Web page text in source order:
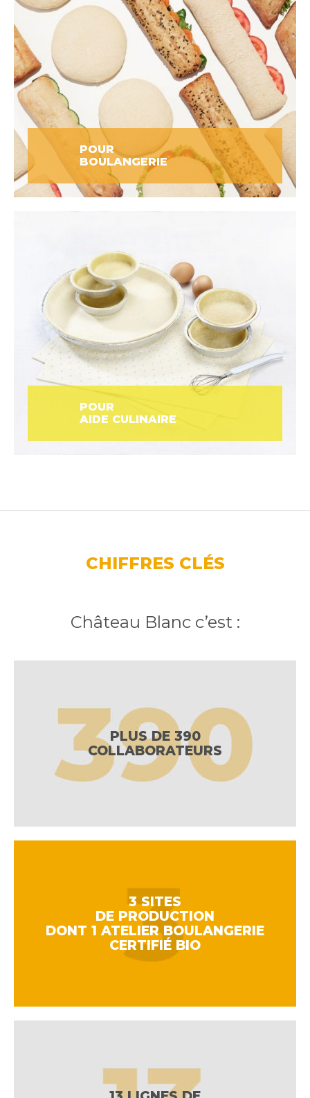
POUR
BOULANGERIE
POUR
AIDE CULINAIRE
CHIFFRES CLÉS
Château Blanc c’est :
PLUS DE 390
COLLABORATEURS
3 SITES
DE PRODUCTION
DONT 1 ATELIER BOULANGERIE
CERTIFIÉ BIO